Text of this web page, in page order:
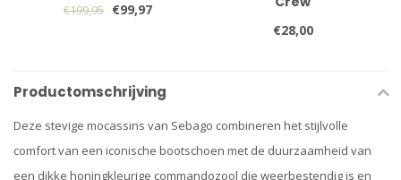
€199,95 €99,97
€28,00
Productomschrijving
Deze stevige mocassins van Sebago combineren het stijlvolle
comfort van een iconische bootschoen met de duurzaamheid van
een dikke honingkleurige commandozool die weerbestendig is en